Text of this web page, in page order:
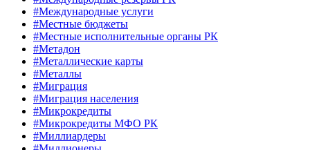
#Международные услуги
#Местные бюджеты
#Местные исполнительные органы РК
#Метадон
#Металлические карты
#Металлы
#Миграция
#Миграция населения
#Микрокредиты
#Микрокредиты МФО РК
#Миллиардеры